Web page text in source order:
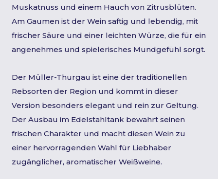
Muskatnuss und einem Hauch von Zitrusblüten.
Am Gaumen ist der Wein saftig und lebendig, mit
frischer Säure und einer leichten Würze, die für ein
angenehmes und spielerisches Mundgefühl sorgt.
Der Müller-Thurgau ist eine der traditionellen
Rebsorten der Region und kommt in dieser
Version besonders elegant und rein zur Geltung.
Der Ausbau im Edelstahltank bewahrt seinen
frischen Charakter und macht diesen Wein zu
einer hervorragenden Wahl für Liebhaber
zugänglicher, aromatischer Weißweine.